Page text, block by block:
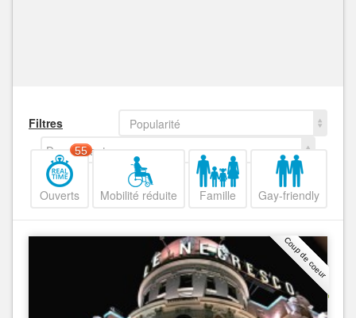
Filtres
Popularité
Decroissant
Ouverts
55
Mobilité réduite Famille Gay-friendly
Coup de coeur